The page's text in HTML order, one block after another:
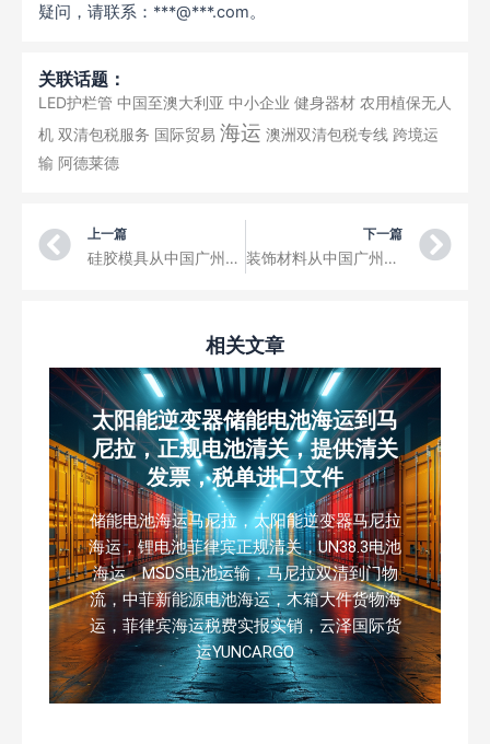
疑问，请联系：***@***.com。
关联话题：
LED护栏管 中国至澳大利亚 中小企业 健身器材 农用植保无人
机 双清包税服务 国际贸易 海运 澳洲双清包税专线 跨境运
输 阿德莱德
Prev
上一篇
硅胶模具从中国广州空运到里昂圣埃克絮佩里机场三字代码LYS
下一篇
装饰材料从中国广州空运到阿姆斯特丹斯希普霍尔机场三字代码AMS
相关文章
太阳能逆变器储能电池海运到马
尼拉，正规电池清关，提供清关
发票，税单进口文件
储能电池海运马尼拉，太阳能逆变器马尼拉
海运，锂电池菲律宾正规清关，UN38.3电池
海运，MSDS电池运输，马尼拉双清到门物
流，中菲新能源电池海运，木箱大件货物海
运，菲律宾海运税费实报实销，云泽国际货
运YUNCARGO